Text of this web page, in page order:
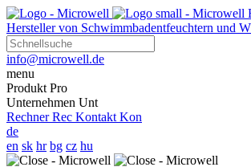
Hersteller von Schwimmbadentfeuchtern und
info@microwell.de
menu
Produkt Pro
Unternehmen Unt
Rechner Rec Kontakt Kon
de
en sk hr bg cz hu